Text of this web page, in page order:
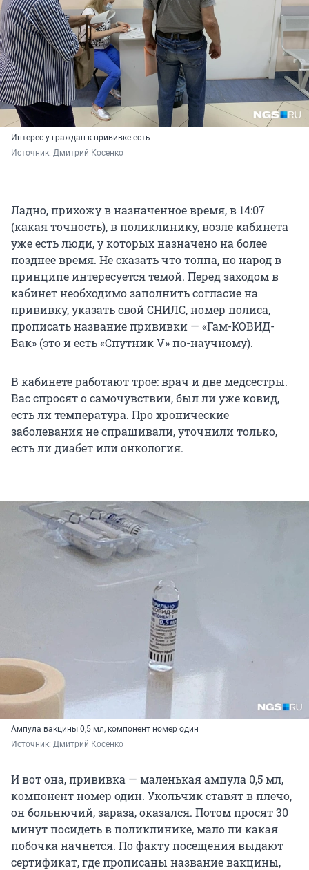
Интерес у граждан к прививке есть
Источник: Дмитрий Косенко
Ладно, прихожу в назначенное время, в 14:07
(какая точность), в поликлинику, возле кабинета
уже есть люди, у которых назначено на более
позднее время. Не сказать что толпа, но народ в
принципе интересуется темой. Перед заходом в
кабинет необходимо заполнить согласие на
прививку, указать свой СНИЛС, номер полиса,
прописать название прививки — «Гам-КОВИД-
Вак» (это и есть «Спутник V» по-научному).
В кабинете работают трое: врач и две медсестры.
Вас спросят о самочувствии, был ли уже ковид,
есть ли температура. Про хронические
заболевания не спрашивали, уточнили только,
есть ли диабет или онкология.
Ампула вакцины 0,5 мл, компонент номер один
Источник: Дмитрий Косенко
И вот она, прививка — маленькая ампула 0,5 мл,
компонент номер один. Укольчик ставят в плечо,
он больнючий, зараза, оказался. Потом просят 30
минут посидеть в поликлинике, мало ли какая
побочка начнется. По факту посещения выдают
сертификат, где прописаны название вакцины,